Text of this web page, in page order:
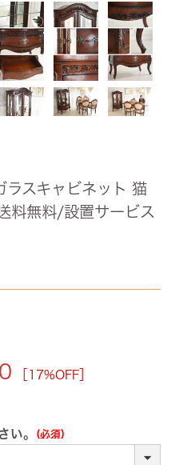
ラスキャビネット 猫
料無料/設置サービス
［17%OFF］
い。